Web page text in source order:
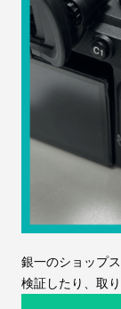
銀一のショップ
検証したり、取